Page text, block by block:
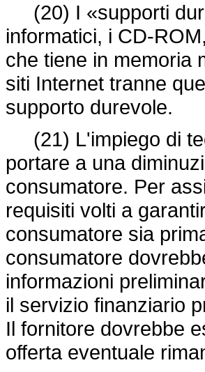
(20) I «supporti
informatici, i CD-
che tiene in memoria
siti Internet tranne
supporto durevole.
(21) L'impiego di
portare a una
consumatore. Per
requisiti volti a
consumatore sia
consumatore
informazioni
il servizio finanziario
Il fornitore dovrebbe
offerta eventuale